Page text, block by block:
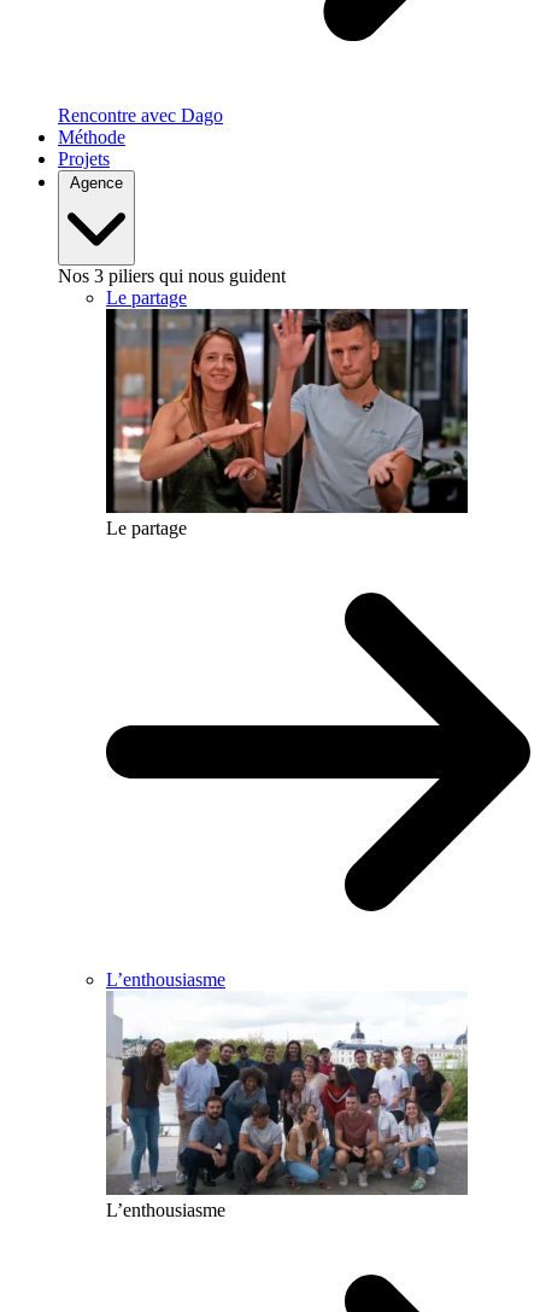
Rencontre avec Dago
Méthode
Projets
Agence
Nos 3 piliers qui nous guident
Le partage
Le partage
L’enthousiasme
L’enthousiasme